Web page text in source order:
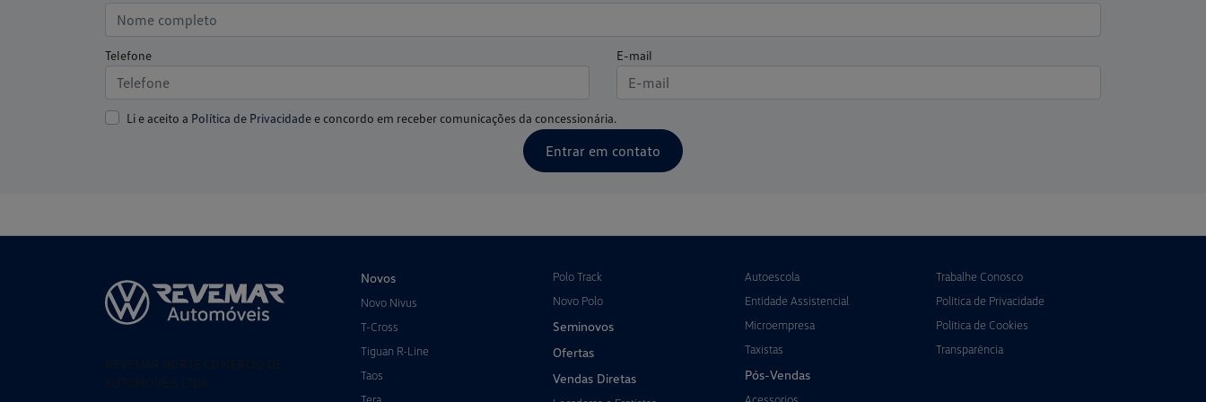
Telefone E-mail
Li e aceito a Política de Privacidadee concordo em receber comunicações da concessionária.
Entrar em contato
Novos
Novo Nivus
T-Cross
Tiguan R-Line
Taos
Polo Track
Novo Polo
Seminovos
Ofertas
Vendas Diretas
Autoescola
Entidade Assistencial
Microempresa
Taxistas
Pós-Vendas
Trabalhe Conosco
Política de Privacidade
Política de Cookies
Transparência